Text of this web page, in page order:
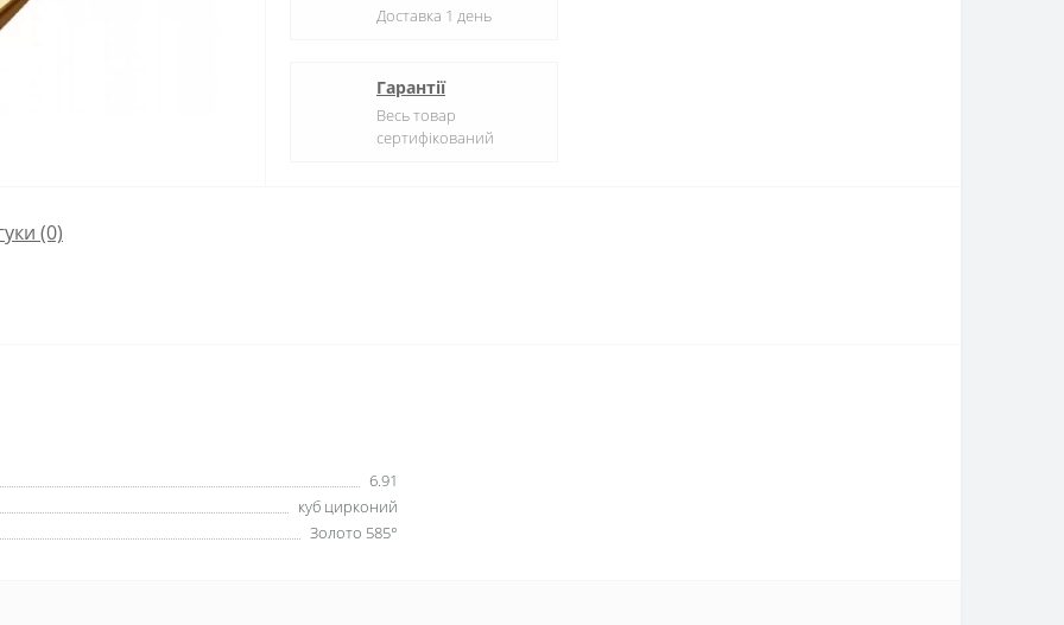
Доставка 1 день
Гарантії
Весь товар
сертифікований
(0)
6.91
куб цирконий
Золото 585°